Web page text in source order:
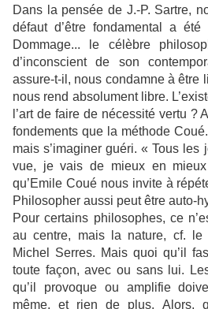
Dans la pensée de J.-P. Sartre,
défaut d’être fondamental a
Dommage... le célèbre
d’inconscient de son
assure-t-il, nous condamne à être
nous rend absolument libre.
l’art de faire de nécessité vertu ?
fondements que la méthode
mais s’imaginer guéri. « Tous les
vue, je vais de mieux en
qu’Emile Coué nous invite à
Philosopher aussi peut être auto-
Pour certains philosophes, ce
au centre, mais la nature, cf.
Michel Serres. Mais quoi qu’il
toute façon, avec ou sans lui.
qu’il provoque ou amplifie
même, et rien de plus. Alors,